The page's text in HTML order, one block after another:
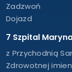
Zadzwoń
Dojazd
7 Szpital
z Przychodnią
Zdrowotnej